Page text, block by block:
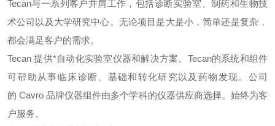
Tecan与一系列客户并肩工作，包括诊断实验室、制药和生物技
术公司以及大学研究中心。无论项目是大是小，简单还是复杂，
都会满足客户的需求。
Tecan提供*自动化实验室仪器和解决方案。 Tecan的系统和组件
可帮助从事临床诊断、基础和转化研究以及药物发现。公司
的 Cavro品牌仪器组件由多个学科的仪器供应商选择。始终为客
户服务。